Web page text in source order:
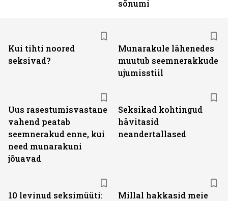
sõnumi
Kui tihti noored
seksivad?
Munarakule lähenedes
muutub seemnerakkude
ujumisstiil
Uus rasestumisvastane
vahend peatab
seemnerakud enne, kui
need munarakuni
jõuavad
Seksikad kohtingud
hävitasid
neandertallased
10 levinud seksimüüti:
Millal hakkasid meie